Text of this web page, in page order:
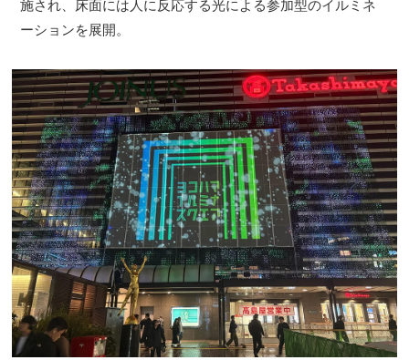
施され、床面には人に反応する光による参加型のイルミネ
ーションを展開。